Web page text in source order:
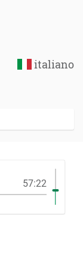
italiano
57:22